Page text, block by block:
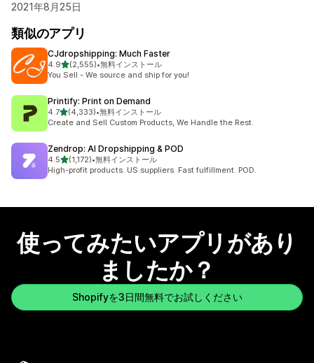
2021年8月25日
類似のアプリ
CJdropshipping: Much Faster
4.95つ星中
(2,555)
合計レビュー数：2555件
•無料インストール
You Sell - We source and ship for you!
Printify: Print on Demand
4.75つ星中
(4,333)
合計レビュー数：4333件
•無料インストール
Create and Sell Custom Products, We Handle the Rest.
Zendrop: AI Dropshipping & POD
4.55つ星中
(1,172)
合計レビュー数：1172件
•無料インストール
High-profit products. US suppliers. Fast fulfillment. POD.
使ってみたいアプリがあり
ましたか？
Shopifyを3日間無料でお試しください